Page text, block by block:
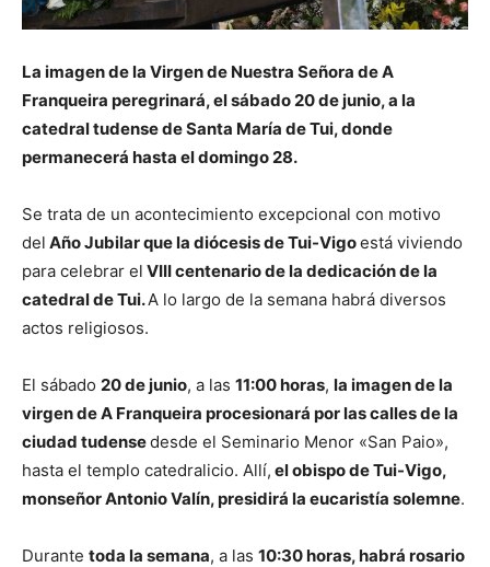
La imagen de la Virgen de Nuestra Señora de A
Franqueira peregrinará, el sábado 20 de junio, a la
catedral tudense de Santa María de Tui, donde
permanecerá hasta el domingo 28.
Se trata de un acontecimiento excepcional con motivo
del Año Jubilar que la diócesis de Tui-Vigoestá viviendo
para celebrar el VIII centenario de la dedicación de la
catedral de Tui.A lo largo de la semana habrá diversos
actos religiosos.
El sábado 20 de junio, a las 11:00 horas, la imagen de la
virgen de A Franqueira procesionará por las calles de la
ciudad tudensedesde el Seminario Menor «San Paio»,
hasta el templo catedralicio. Allí, el obispo de Tui-Vigo,
monseñor Antonio Valín, presidirá la eucaristía solemne.
Durante toda la semana, a las 10:30 horas, habrá rosario